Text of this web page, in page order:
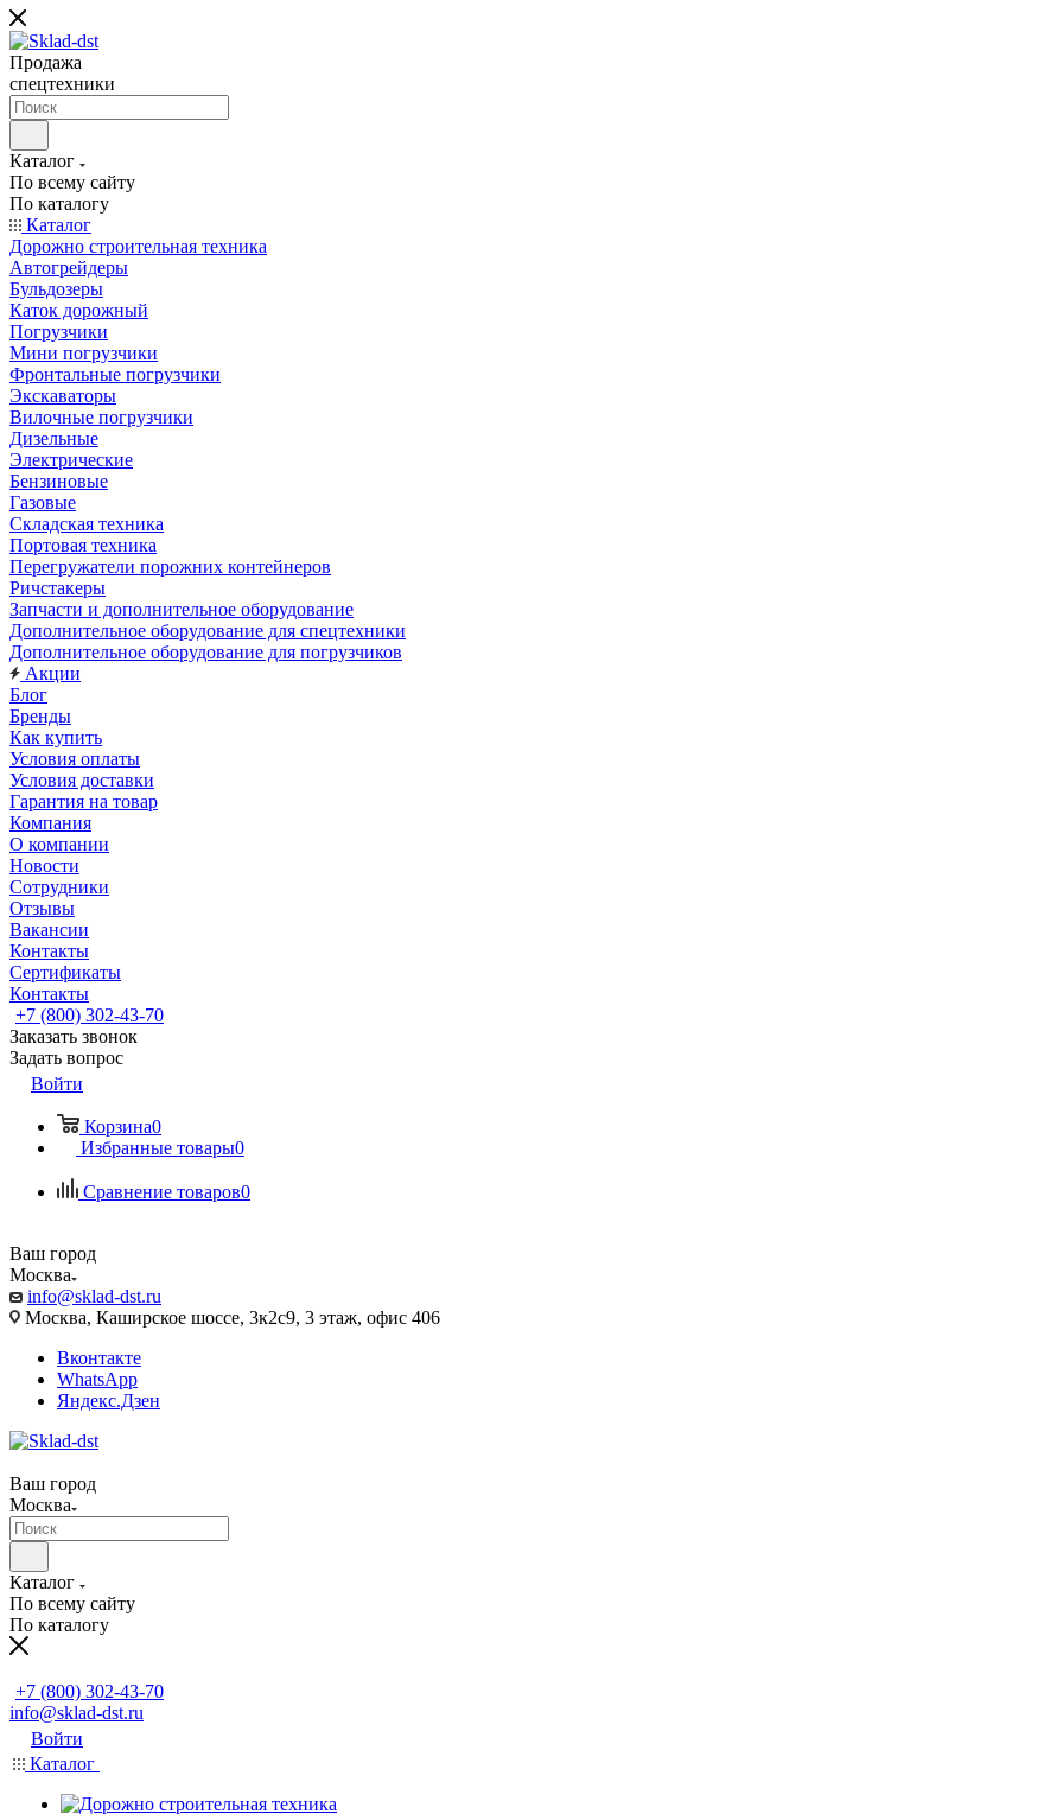
Продажа
спецтехники
Каталог
По всему сайту
По каталогу
Каталог
Дорожно строительная техника
Автогрейдеры
Бульдозеры
Каток дорожный
Погрузчики
Мини погрузчики
Фронтальные погрузчики
Экскаваторы
Вилочные погрузчики
Дизельные
Электрические
Бензиновые
Газовые
Складская техника
Портовая техника
Перегружатели порожних контейнеров
Ричстакеры
Запчасти и дополнительное оборудование
Дополнительное оборудование для спецтехники
Дополнительное оборудование для погрузчиков
Акции
Блог
Бренды
Как купить
Условия оплаты
Условия доставки
Гарантия на товар
Компания
О компании
Новости
Сотрудники
Отзывы
Вакансии
Контакты
Сертификаты
Контакты
+7 (800) 302-43-70
Заказать звонок
Задать вопрос
Войти
Корзина0
Избранные товары0
Сравнение товаров0
Ваш город
Москва
info@sklad-dst.ru
Москва, Каширское шоссе, 3к2с9, 3 этаж, офис 406
Вконтакте
WhatsApp
Яндекс.Дзен
Ваш город
Москва
Каталог
По всему сайту
По каталогу
+7 (800) 302-43-70
info@sklad-dst.ru
Войти
Каталог